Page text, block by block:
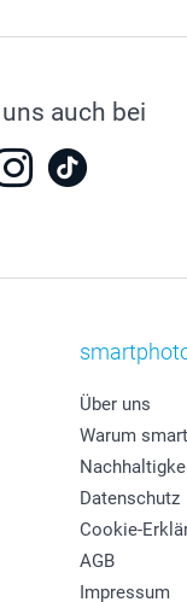
auch bei
Über uns
Warum
Datenschutz
Cookie-
AGB
Impressum